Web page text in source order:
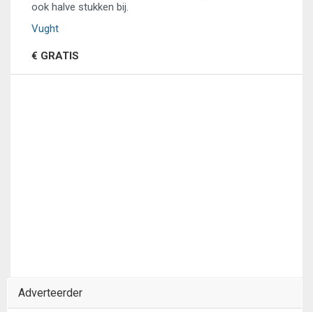
ook halve stukken bij.
Vught
€ GRATIS
Adverteerder